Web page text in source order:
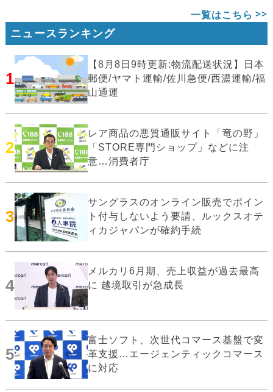
一覧はこちら
ニュースランキング
1
【8月8日9時更新:物流配送状況】日本
郵便/ヤマト運輸/佐川急便/西濃運輸/福
山通運
2
レア商品の悪質通販サイト「竜の野」
「STORE専門ショップ」などに注
意…消費者庁
3
サングラスのオンライン販売でポイン
ト付与しないよう要請、ルックスオテ
ィカジャパンが確約手続
4
メルカリ6月期、売上収益が過去最高
に 越境取引が急成長
5
富士ソフト、次世代コマース基盤で変
革支援…エージェンティックコマース
に対応